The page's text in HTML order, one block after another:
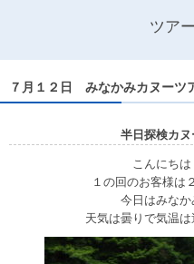
ツア
７月１２日 みなかみカヌーツ
半日探検カ
こんにちは
１の回のお客様は
今日はみなか
天気は曇りで気温は